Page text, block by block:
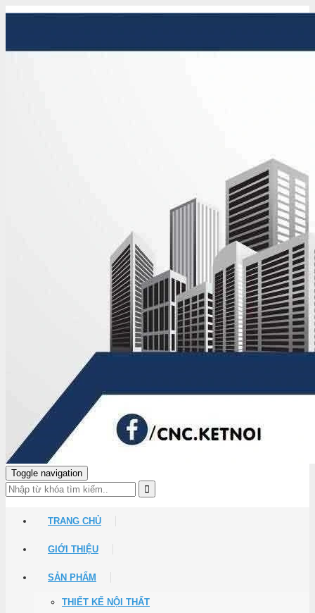
Toggle navigation
TRANG CHỦ
GIỚI THIỆU
SẢN PHẨM
THIẾT KẾ NỘI THẤT